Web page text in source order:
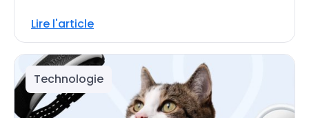
Lire l'article
Technologie